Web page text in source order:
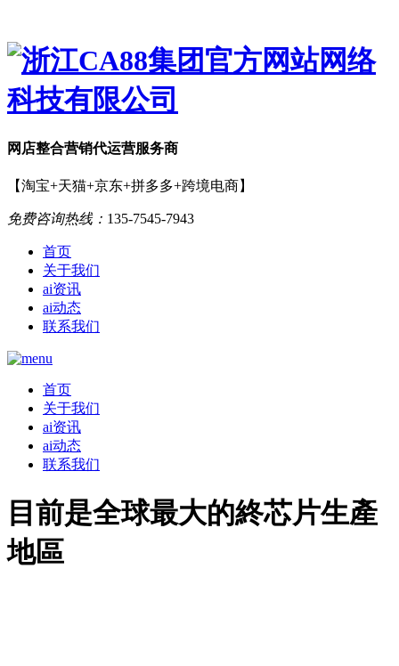
网店整合营销代运营服务商
【淘宝+天猫+京东+拼多多+跨境电商】
免费咨询热线： 135-7545-7943
首页
关于我们
ai资讯
ai动态
联系我们
首页
关于我们
ai资讯
ai动态
联系我们
目前是全球最大的終芯片生產
地區